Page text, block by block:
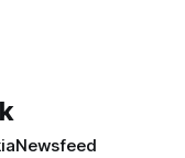
Newsfeed